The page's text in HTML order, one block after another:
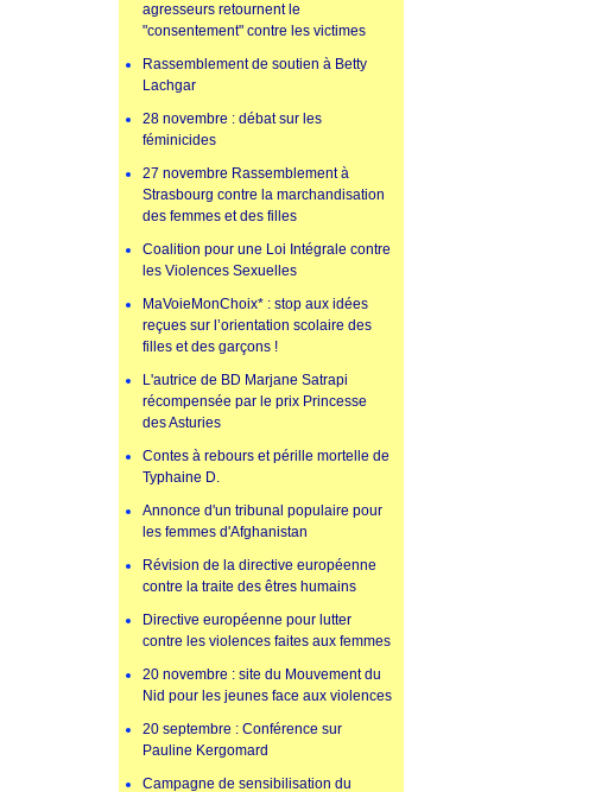
agresseurs retournent le
"consentement" contre les victimes
Rassemblement de soutien à Betty
Lachgar
28 novembre : débat sur les
féminicides
27 novembre Rassemblement à
Strasbourg contre la marchandisation
des femmes et des filles
Coalition pour une Loi Intégrale contre
les Violences Sexuelles
MaVoieMonChoix* : stop aux idées
reçues sur l’orientation scolaire des
filles et des garçons !
L'autrice de BD Marjane Satrapi
récompensée par le prix Princesse
des Asturies
Contes à rebours et pérille mortelle de
Typhaine D.
Annonce d'un tribunal populaire pour
les femmes d'Afghanistan
Révision de la directive européenne
contre la traite des êtres humains
Directive européenne pour lutter
contre les violences faites aux femmes
20 novembre : site du Mouvement du
Nid pour les jeunes face aux violences
20 septembre : Conférence sur
Pauline Kergomard
Campagne de sensibilisation du